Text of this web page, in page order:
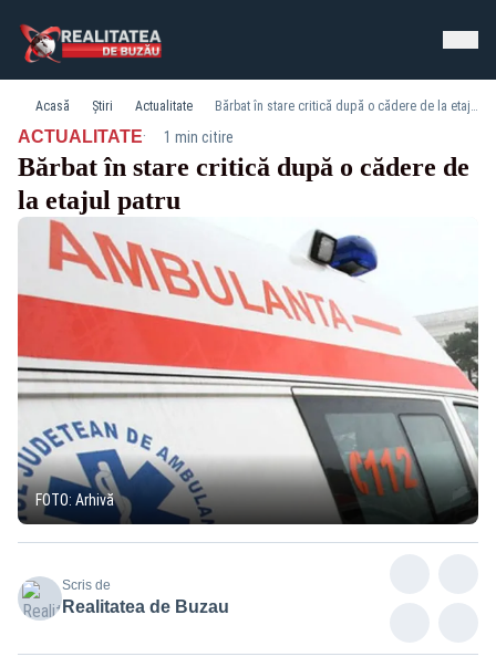
Acasă Știri Actualitate Bărbat în stare critică după o cădere de la etajul patru
ACTUALITATE· 1 min citire
Bărbat în stare critică după o cădere de
la etajul patru
FOTO: Arhivă
Scris de
Realitatea de Buzau